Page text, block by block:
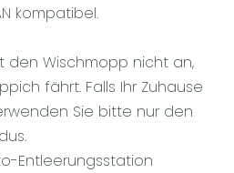
kompatibel.
den Wischmopp nicht an,
fährt. Falls Ihr Zuhause
Sie bitte nur den
Entleerungsstation